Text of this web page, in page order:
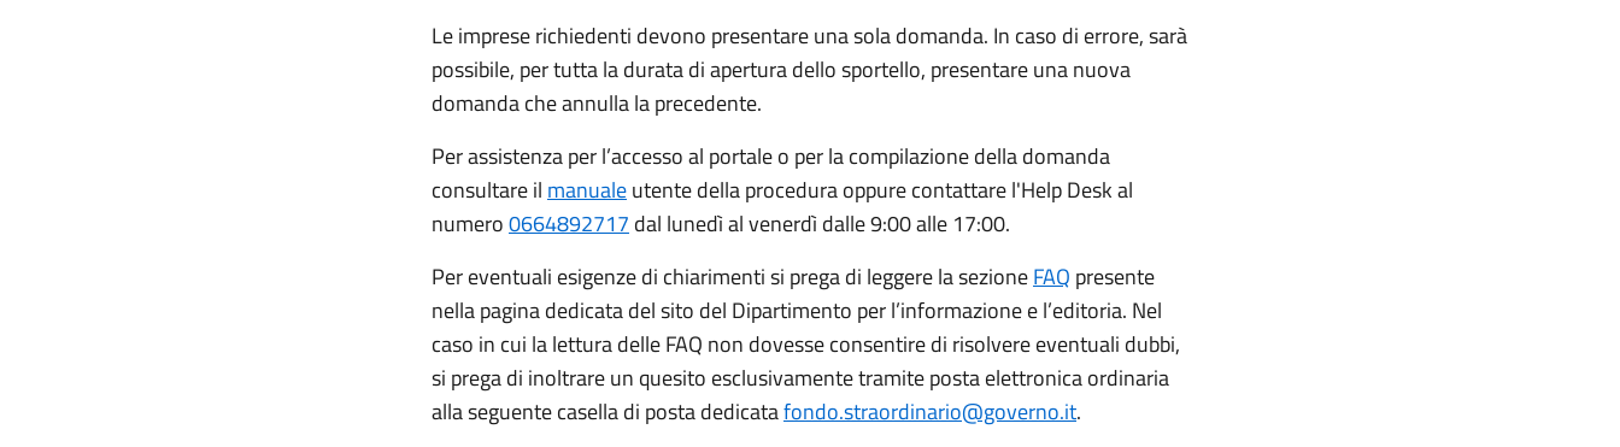
Le imprese richiedenti devono presentare una sola domanda. In caso di errore, sarà
possibile, per tutta la durata di apertura dello sportello, presentare una nuova
domanda che annulla la precedente.
Per assistenza per l’accesso al portale o per la compilazione della domanda
consultare il manualeutente della procedura oppure contattare l'Help Desk al
numero0664892717 dal lunedì al venerdì dalle 9:00 alle 17:00.
Per eventuali esigenze di chiarimenti si prega di leggere la sezioneFAQ presente
nella pagina dedicata del sito del Dipartimento per l’informazione e l’editoria. Nel
caso in cui la lettura delle FAQ non dovesse consentire di risolvere eventuali dubbi,
si prega di inoltrare un quesito esclusivamente tramite posta elettronica ordinaria
alla seguente casella di posta dedicatafondo.straordinario@governo.it.